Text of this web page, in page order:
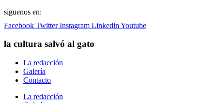
síguenos en:
Facebook Twitter Instagram Linkedin Youtube
la cultura salvó al gato
La redacción
Galería
Contacto
La redacción